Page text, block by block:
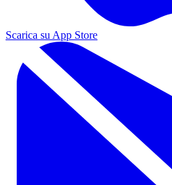
Scarica su App Store